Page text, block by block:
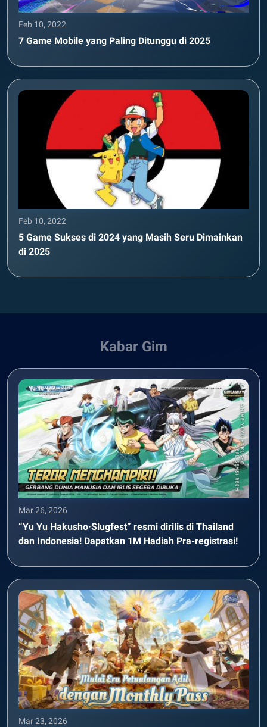
Feb 10, 2022
7 Game Mobile yang Paling Ditunggu di 2025
Feb 10, 2022
5 Game Sukses di 2024 yang Masih Seru Dimainkan
di 2025
Kabar Gim
Mar 26, 2026
“Yu Yu Hakusho·Slugfest” resmi dirilis di Thailand
dan Indonesia! Dapatkan 1M Hadiah Pra-registrasi!
Mar 23, 2026